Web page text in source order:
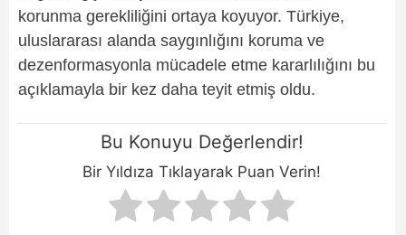
korunma gerekliliğini ortaya koyuyor. Türkiye,
uluslararası alanda saygınlığını koruma ve
dezenformasyonla mücadele etme kararlılığını bu
açıklamayla bir kez daha teyit etmiş oldu.
Bu Konuyu Değerlendir!
Bir Yıldıza Tıklayarak Puan Verin!